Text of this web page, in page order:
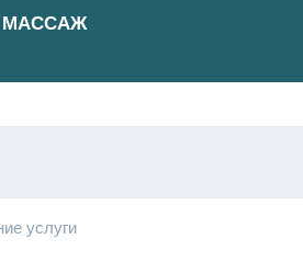
МАССАЖ
услуги